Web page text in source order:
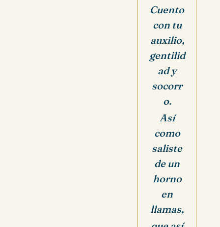
Cuento
con tu
auxilio,
gentilid
ad y
socorr
o.
Así
como
saliste
de un
horno
en
llamas,